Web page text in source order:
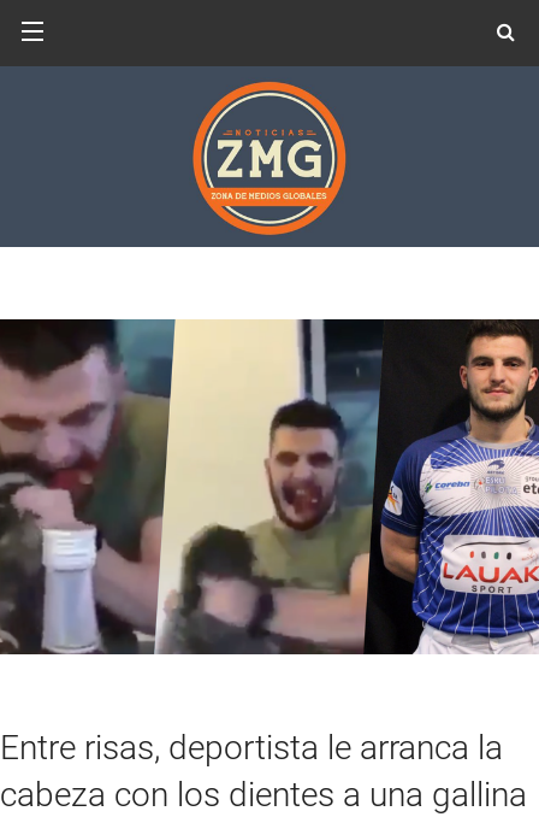
Entre risas, deportista le arranca la
cabeza con los dientes a una gallina